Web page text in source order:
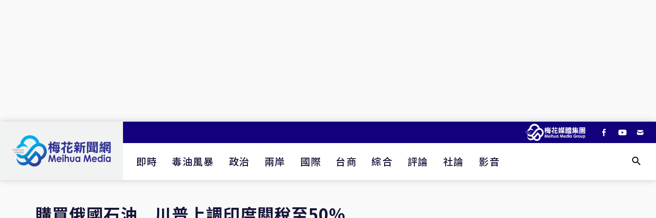
即時 毒油風暴 政治 兩岸 國際 台商 綜合 評論 社論 影音